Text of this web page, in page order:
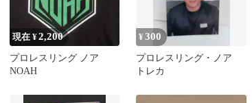
現在 ¥2,200
プロレスリング ノア
NOAH
¥300
プロレスリング・ノア
トレカ